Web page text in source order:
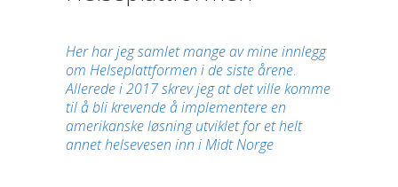
Her har jeg samlet mange av mine innlegg
om Helseplattformen i de siste årene.
Allerede i 2017 skrev jeg at det ville komme
til å bli krevende å implementere en
amerikanske løsning utviklet for et helt
annet helsevesen inn i Midt Norge